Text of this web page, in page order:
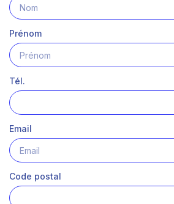
Prénom
Tél.
Email
Code postal